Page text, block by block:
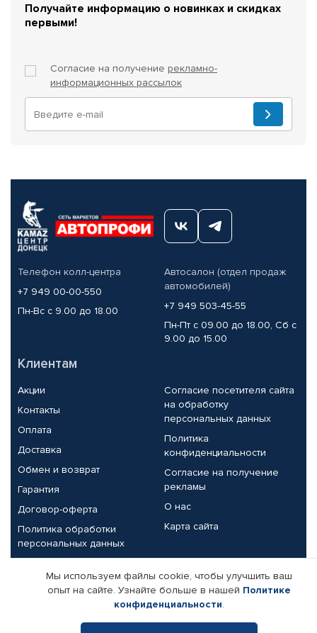
Получайте информацию о новинках и скидках
первыми!
Согласие на получение рекламно-
информационных рассылок
Телефон колл-центра
+7 949 00-00-550
Пн-Вс с 9.00 до 18.00
Автосалон (отдел продаж
автомобилей)
+7 949 503-45-55
Пн-Пт с 09.00 до 18.00, Сб с
9.00 до 15.00
Клиентам
Акции
Контакты
Оплата
Доставка
Обмен и возврат
Гарантия
Договор-оферта
Политика обработки
персональных данных
Согласие посетителя сайта
на обработку
персональных данных
Политика
конфиденциальности
Согласие на получение
рекламы
О нас
Карта сайта
Партнерам
Корпоративным клиентам
Поставщикам
Реквизиты компании
Мы используем файлы cookie, чтобы улучшить ваш
опыт на сайте. Узнайте больше в нашей Политике
конфиденциальности.